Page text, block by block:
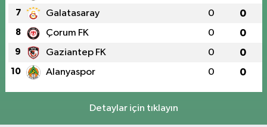
7 Galatasaray 0 0
8 Çorum FK 0 0
9 Gaziantep FK 0 0
10 Alanyaspor 0 0
Detaylar için tıklayın